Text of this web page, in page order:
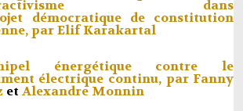
dans
démocratique de constitution
parElif Karakartal
énergétique contre le
électrique continu, par Fanny
et Alexandre Monnin